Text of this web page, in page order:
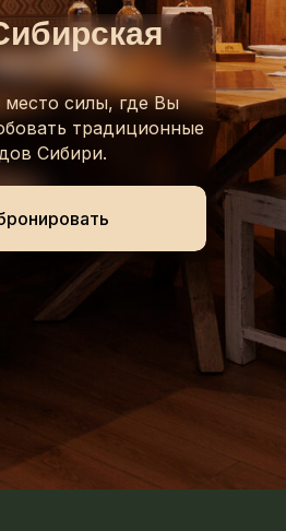
силы, где Вы
традиционные
Сибири.